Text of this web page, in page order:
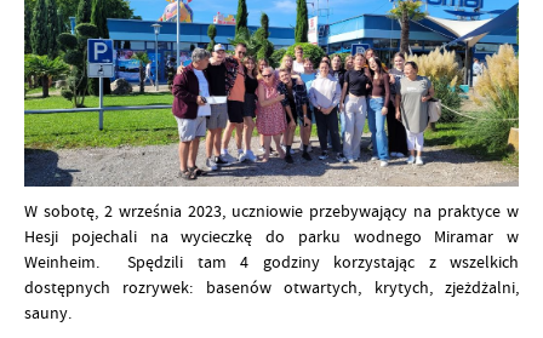
W sobotę, 2 września 2023, uczniowie przebywający na praktyce w
Hesji pojechali na wycieczkę do parku wodnego Miramar w
Weinheim. Spędzili tam 4 godziny korzystając z wszelkich
dostępnych rozrywek: basenów otwartych, krytych, zjeżdżalni,
sauny.